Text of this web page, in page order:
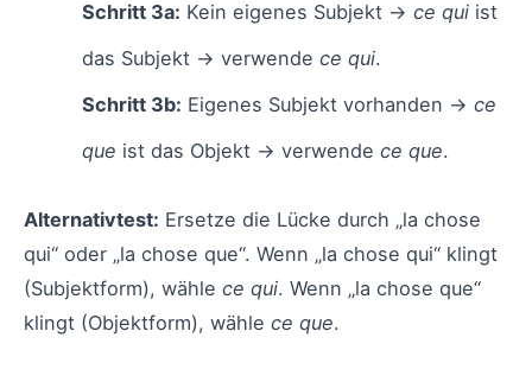
Schritt 3a: Kein eigenes Subjekt → ce quiist
das Subjekt → verwende ce qui.
Schritt 3b: Eigenes Subjekt vorhanden → ce
que ist das Objekt → verwende ce que.
Alternativtest: Ersetze die Lücke durch „la chose
qui“ oder „la chose que“. Wenn „la chose qui“ klingt
(Subjektform), wähle ce qui. Wenn „la chose que“
klingt (Objektform), wähle ce que.